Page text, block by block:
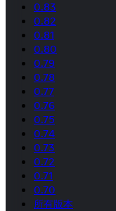
0.83
0.82
0.81
0.80
0.79
0.78
0.77
0.76
0.75
0.74
0.73
0.72
0.71
0.70
所有版本